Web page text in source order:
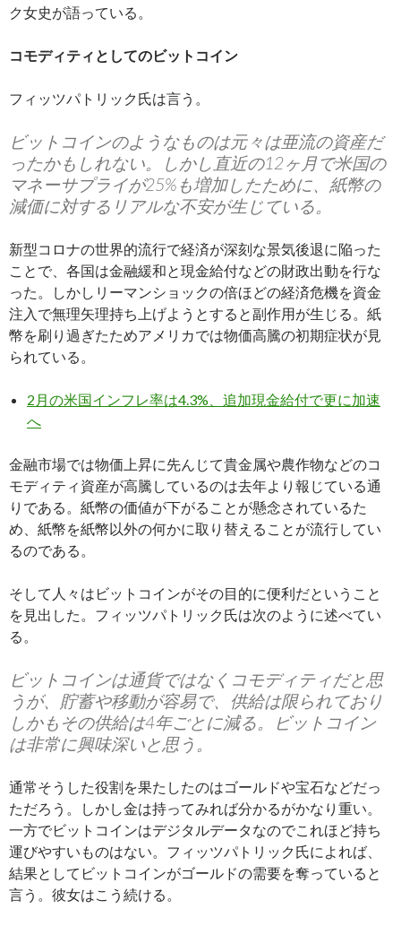
ク女史が語っている。
コモディティとしてのビットコイン
フィッツパトリック氏は言う。
ビットコインのようなものは元々は亜流の資産だ
ったかもしれない。しかし直近の12ヶ月で米国の
マネーサプライが25%も増加したために、紙幣の
減価に対するリアルな不安が生じている。
新型コロナの世界的流行で経済が深刻な景気後退に陥った
ことで、各国は金融緩和と現金給付などの財政出動を行な
った。しかしリーマンショックの倍ほどの経済危機を資金
注入で無理矢理持ち上げようとすると副作用が生じる。紙
幣を刷り過ぎたためアメリカでは物価高騰の初期症状が見
られている。
2月の米国インフレ率は4.3%、追加現金給付で更に加速
へ
金融市場では物価上昇に先んじて貴金属や農作物などのコ
モディティ資産が高騰しているのは去年より報じている通
りである。紙幣の価値が下がることが懸念されているた
め、紙幣を紙幣以外の何かに取り替えることが流行してい
るのである。
そして人々はビットコインがその目的に便利だということ
を見出した。フィッツパトリック氏は次のように述べてい
る。
ビットコインは通貨ではなくコモディティだと思
うが、貯蓄や移動が容易で、供給は限られており
しかもその供給は4年ごとに減る。ビットコイン
は非常に興味深いと思う。
通常そうした役割を果たしたのはゴールドや宝石などだっ
ただろう。しかし金は持ってみれば分かるがかなり重い。
一方でビットコインはデジタルデータなのでこれほど持ち
運びやすいものはない。フィッツパトリック氏によれば、
結果としてビットコインがゴールドの需要を奪っていると
言う。彼女はこう続ける。